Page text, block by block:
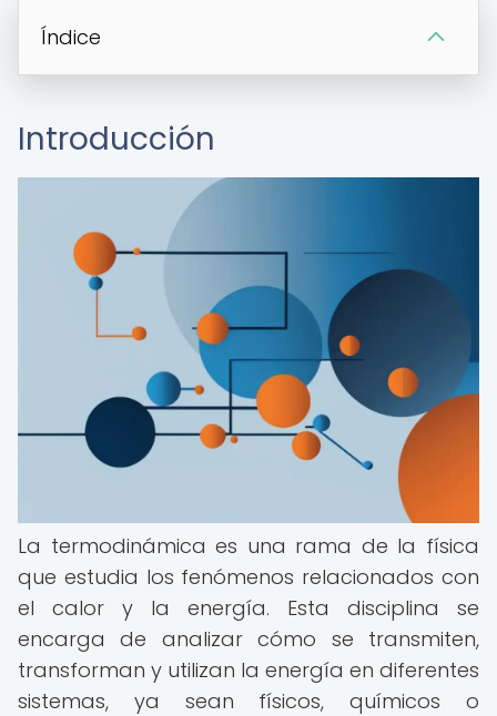
Índice
Introducción
La termodinámica es una rama de la física
que estudia los fenómenos relacionados con
el calor y la energía. Esta disciplina se
encarga de analizar cómo se transmiten,
transforman y utilizan la energía en diferentes
sistemas, ya sean físicos, químicos o